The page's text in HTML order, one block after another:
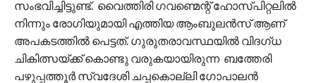
സംഭവിച്ചിട്ടുണ്ട്. വൈത്തിരി ഗവണ്മെന്റ് ഹോസ്പിറ്റലിൽ
നിന്നും രോഗിയുമായി എത്തിയ ആംബുലൻസ് ആണ്
അപകടത്തിൽ പെട്ടത്. ഗുരുതരാവസ്ഥയിൽ വിദഗ്ധ
ചികിത്സയ്ക്ക് കൊണ്ടു വരുകയായിരുന്ന ബത്തേരി
പഴുപ്പത്തൂർ സ്വദേശി ചപ്പകൊല്ലി ഗോപാലൻ